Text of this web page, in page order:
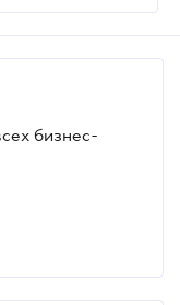
бизнес-